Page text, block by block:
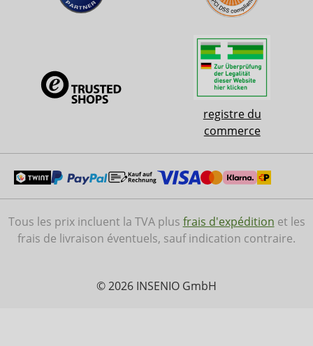
registre du
commerce
Tous les prix incluent la TVA plus frais d'expédition et les
frais de livraison éventuels, sauf indication contraire.
© 2026 INSENIO GmbH